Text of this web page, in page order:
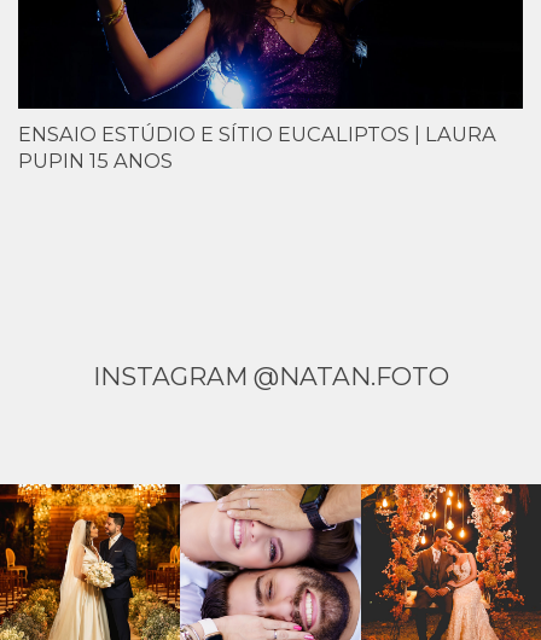
ENSAIO ESTÚDIO E SÍTIO EUCALIPTOS | LAURA
PUPIN 15 ANOS
INSTAGRAM @NATAN.FOTO